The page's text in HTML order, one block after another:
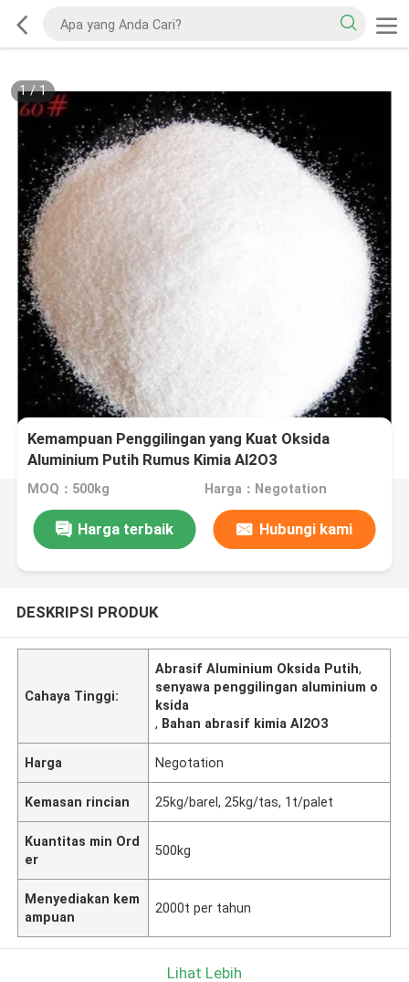
1/1
Kemampuan Penggilingan yang Kuat Oksida
Aluminium Putih Rumus Kimia Al2O3
MOQ：500kg Harga：Negotation
Harga terbaik Hubungi kami
DESKRIPSI PRODUK
Cahaya Tinggi:
Abrasif Aluminium Oksida Putih,
senyawa penggilingan aluminium o
ksida
, Bahan abrasif kimia Al2O3
Harga Negotation
Kemasan rincian 25kg/barel, 25kg/tas, 1t/palet
Kuantitas min Ord
er
500kg
Menyediakan kem
ampuan
2000t per tahun
Lihat Lebih